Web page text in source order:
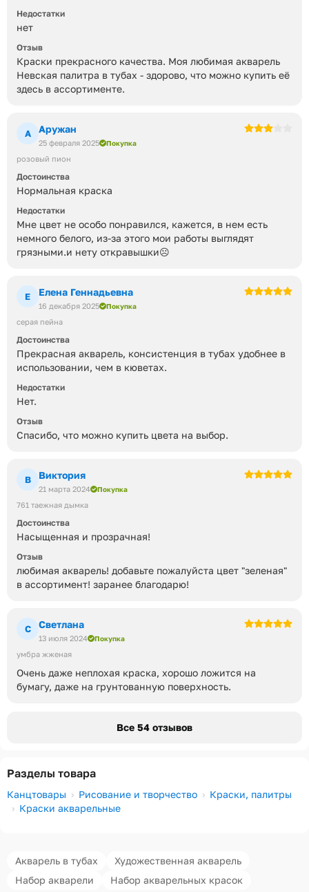
Недостатки
нет
Отзыв
Краски прекрасного качества. Моя любимая акварель
Невская палитра в тубах - здорово, что можно купить её
здесь в ассортименте.
А Аружан
25 февраля 2025 Покупка
розовый пион
Достоинства
Нормальная краска
Недостатки
Мне цвет не особо понравился, кажется, в нем есть
немного белого, из-за этого мои работы выглядят
грязными.и нету откравышки☹️
Е Елена Геннадьевна
16 декабря 2025 Покупка
серая пейна
Достоинства
Прекрасная акварель, консистенция в тубах удобнее в
использовании, чем в кюветах.
Недостатки
Нет.
Отзыв
Спасибо, что можно купить цвета на выбор.
В Виктория
21 марта 2024 Покупка
761 таежная дымка
Достоинства
Насыщенная и прозрачная!
Отзыв
любимая акварель! добавьте пожалуйста цвет "зеленая"
в ассортимент! заранее благодарю!
С Светлана
13 июля 2024 Покупка
умбра жженая
Очень даже неплохая краска, хорошо ложится на
бумагу, даже на грунтованную поверхность.
Все 54 отзывов
Разделы товара
Канцтовары Рисование и творчество
Краски, палитры
Краски акварельные
Акварель в тубах
Художественная акварель
Набор акварели
Набор акварельных красок